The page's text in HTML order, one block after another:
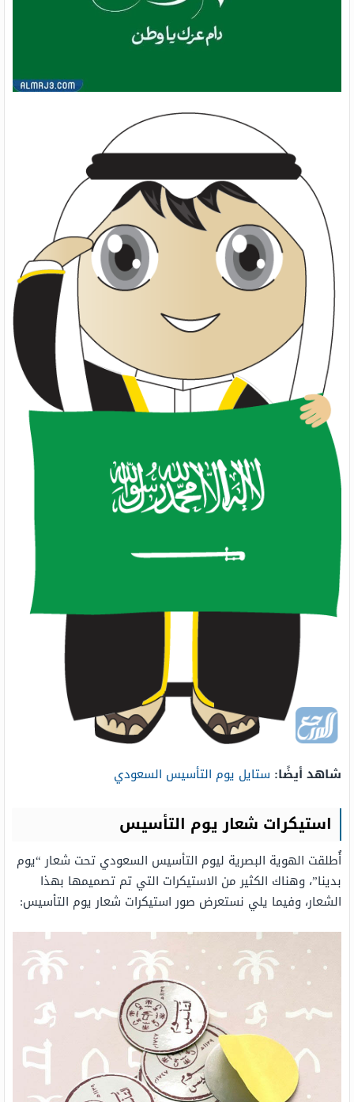
شاهد أيضًا: ستايل يوم التأسيس السعودي
استيكرات شعار يوم التأسيس
أُطلقت الهوية البصرية ليوم التأسيس السعودي تحت شعار “يوم
بدينا”، وهناك الكثير من الاستيكرات التي تم تصميمها بهذا
الشعار، وفيما يلي نستعرض صور استيكرات شعار يوم التأسيس: